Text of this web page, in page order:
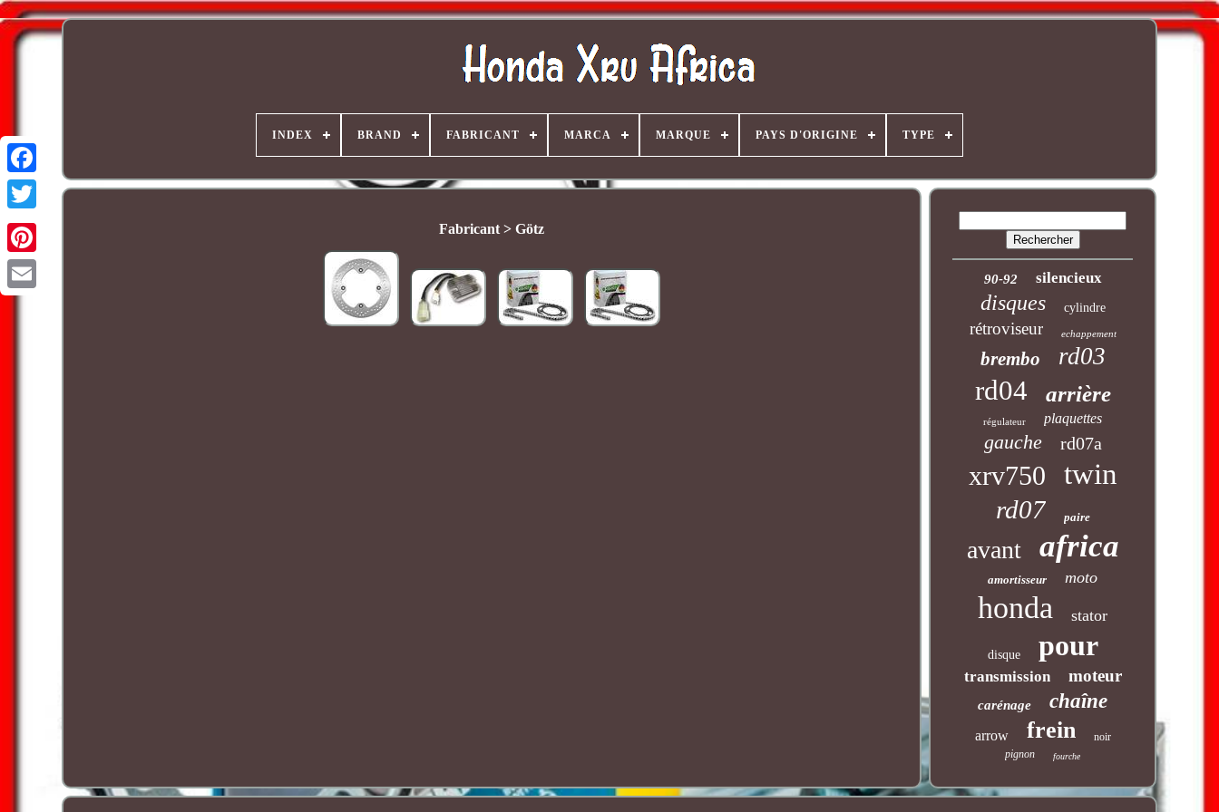
INDEX BRAND FABRICANT MARCA MARQUE PAYS D'ORIGINE TYPE
Fabricant > Götz
90-92 silencieux
disques cylindre
rétroviseur echappement
brembo rd03
rd04 arrière
régulateur plaquettes
gauche rd07a
xrv750 twin
rd07 paire
avant africa
amortisseur moto
honda stator
disque pour
transmission moteur
carénage chaîne
arrow frein
noir
pignon
fourche